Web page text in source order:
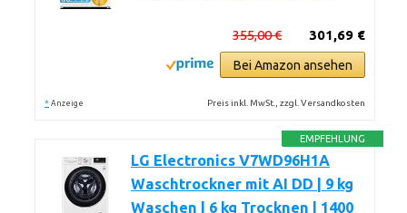
301,69 €
355,00 €
Bei Amazon ansehen
* Anzeige Preis inkl. MwSt., zzgl. Versandkosten
EMPFEHLUNG
LG Electronics V7WD96H1A
Waschtrockner mit AI DD | 9 kg
Waschen | 6 kg Trocknen | 1400